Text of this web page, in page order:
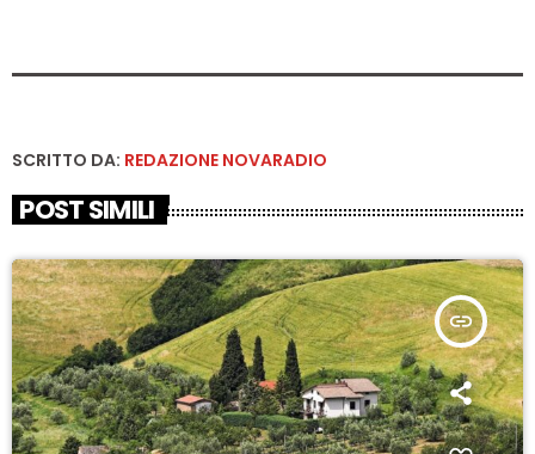
SCRITTO DA: REDAZIONE NOVARADIO
POST SIMILI
insert_link